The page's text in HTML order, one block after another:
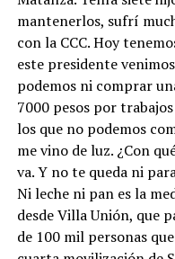
mantenerlos, sufrí
con la CCC. Hoy
este presidente
podemos ni comprar
7000 pesos por
los que no podemos
me vino de luz. ¿Con
va. Y no te queda ni
Ni leche ni pan es la
desde Villa Unión, que
de 100 mil personas